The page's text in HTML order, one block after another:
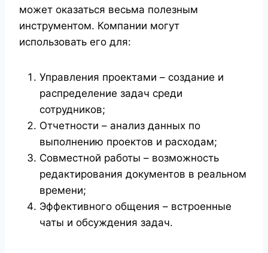
может оказаться весьма полезным
инструментом. Компании могут
использовать его для:
Управления проектами – создание и
распределение задач среди
сотрудников;
Отчетности – анализ данных по
выполнению проектов и расходам;
Совместной работы – возможность
редактирования документов в реальном
времени;
Эффективного общения – встроенные
чаты и обсуждения задач.